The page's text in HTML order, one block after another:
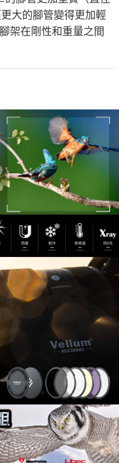
大的腳管變得更加輕
架在剛性和重量之間